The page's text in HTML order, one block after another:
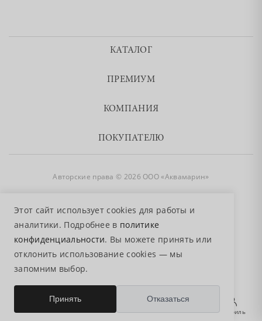
Этот сайт использует cookies для работы и
аналитики. Подробнее в политике
конфиденциальности. Вы можете принять или
отклонить использование cookies — мы
запомним выбор.
Принять Отказаться
Главная Избранное Поиск
0
Корзина Профиль
КАТАЛОГ
ПРЕМИУМ
КОМПАНИЯ
ПОКУПАТЕЛЮ
Авторские права © 2026 ООО «Аквамарин»